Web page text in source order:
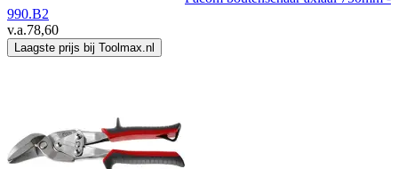
990.B2
v.a.78,60
Laagste prijs bij Toolmax.nl